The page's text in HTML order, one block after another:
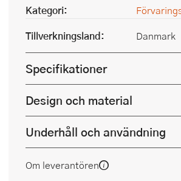
Kategori:
Tillverkningsland:
Danmark
Specifikationer
Design och material
Underhåll och användning
Om leverantören